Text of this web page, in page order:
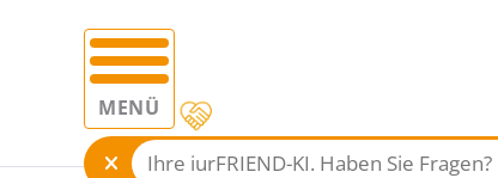
MENÜ